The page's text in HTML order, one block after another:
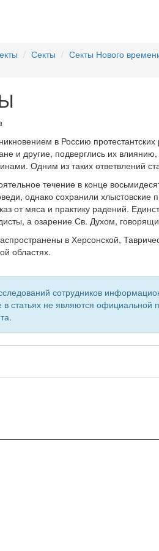
Секты Секты Нового
в Россию
и другие, подверглись их
Одним из таких ответвлений
течение в конце
однако сохранили хлыстовские
от мяса и практику радений.
а озарение Св. Духом,
в Херсонской,
областях.
сотрудников
статьях не являются официальной